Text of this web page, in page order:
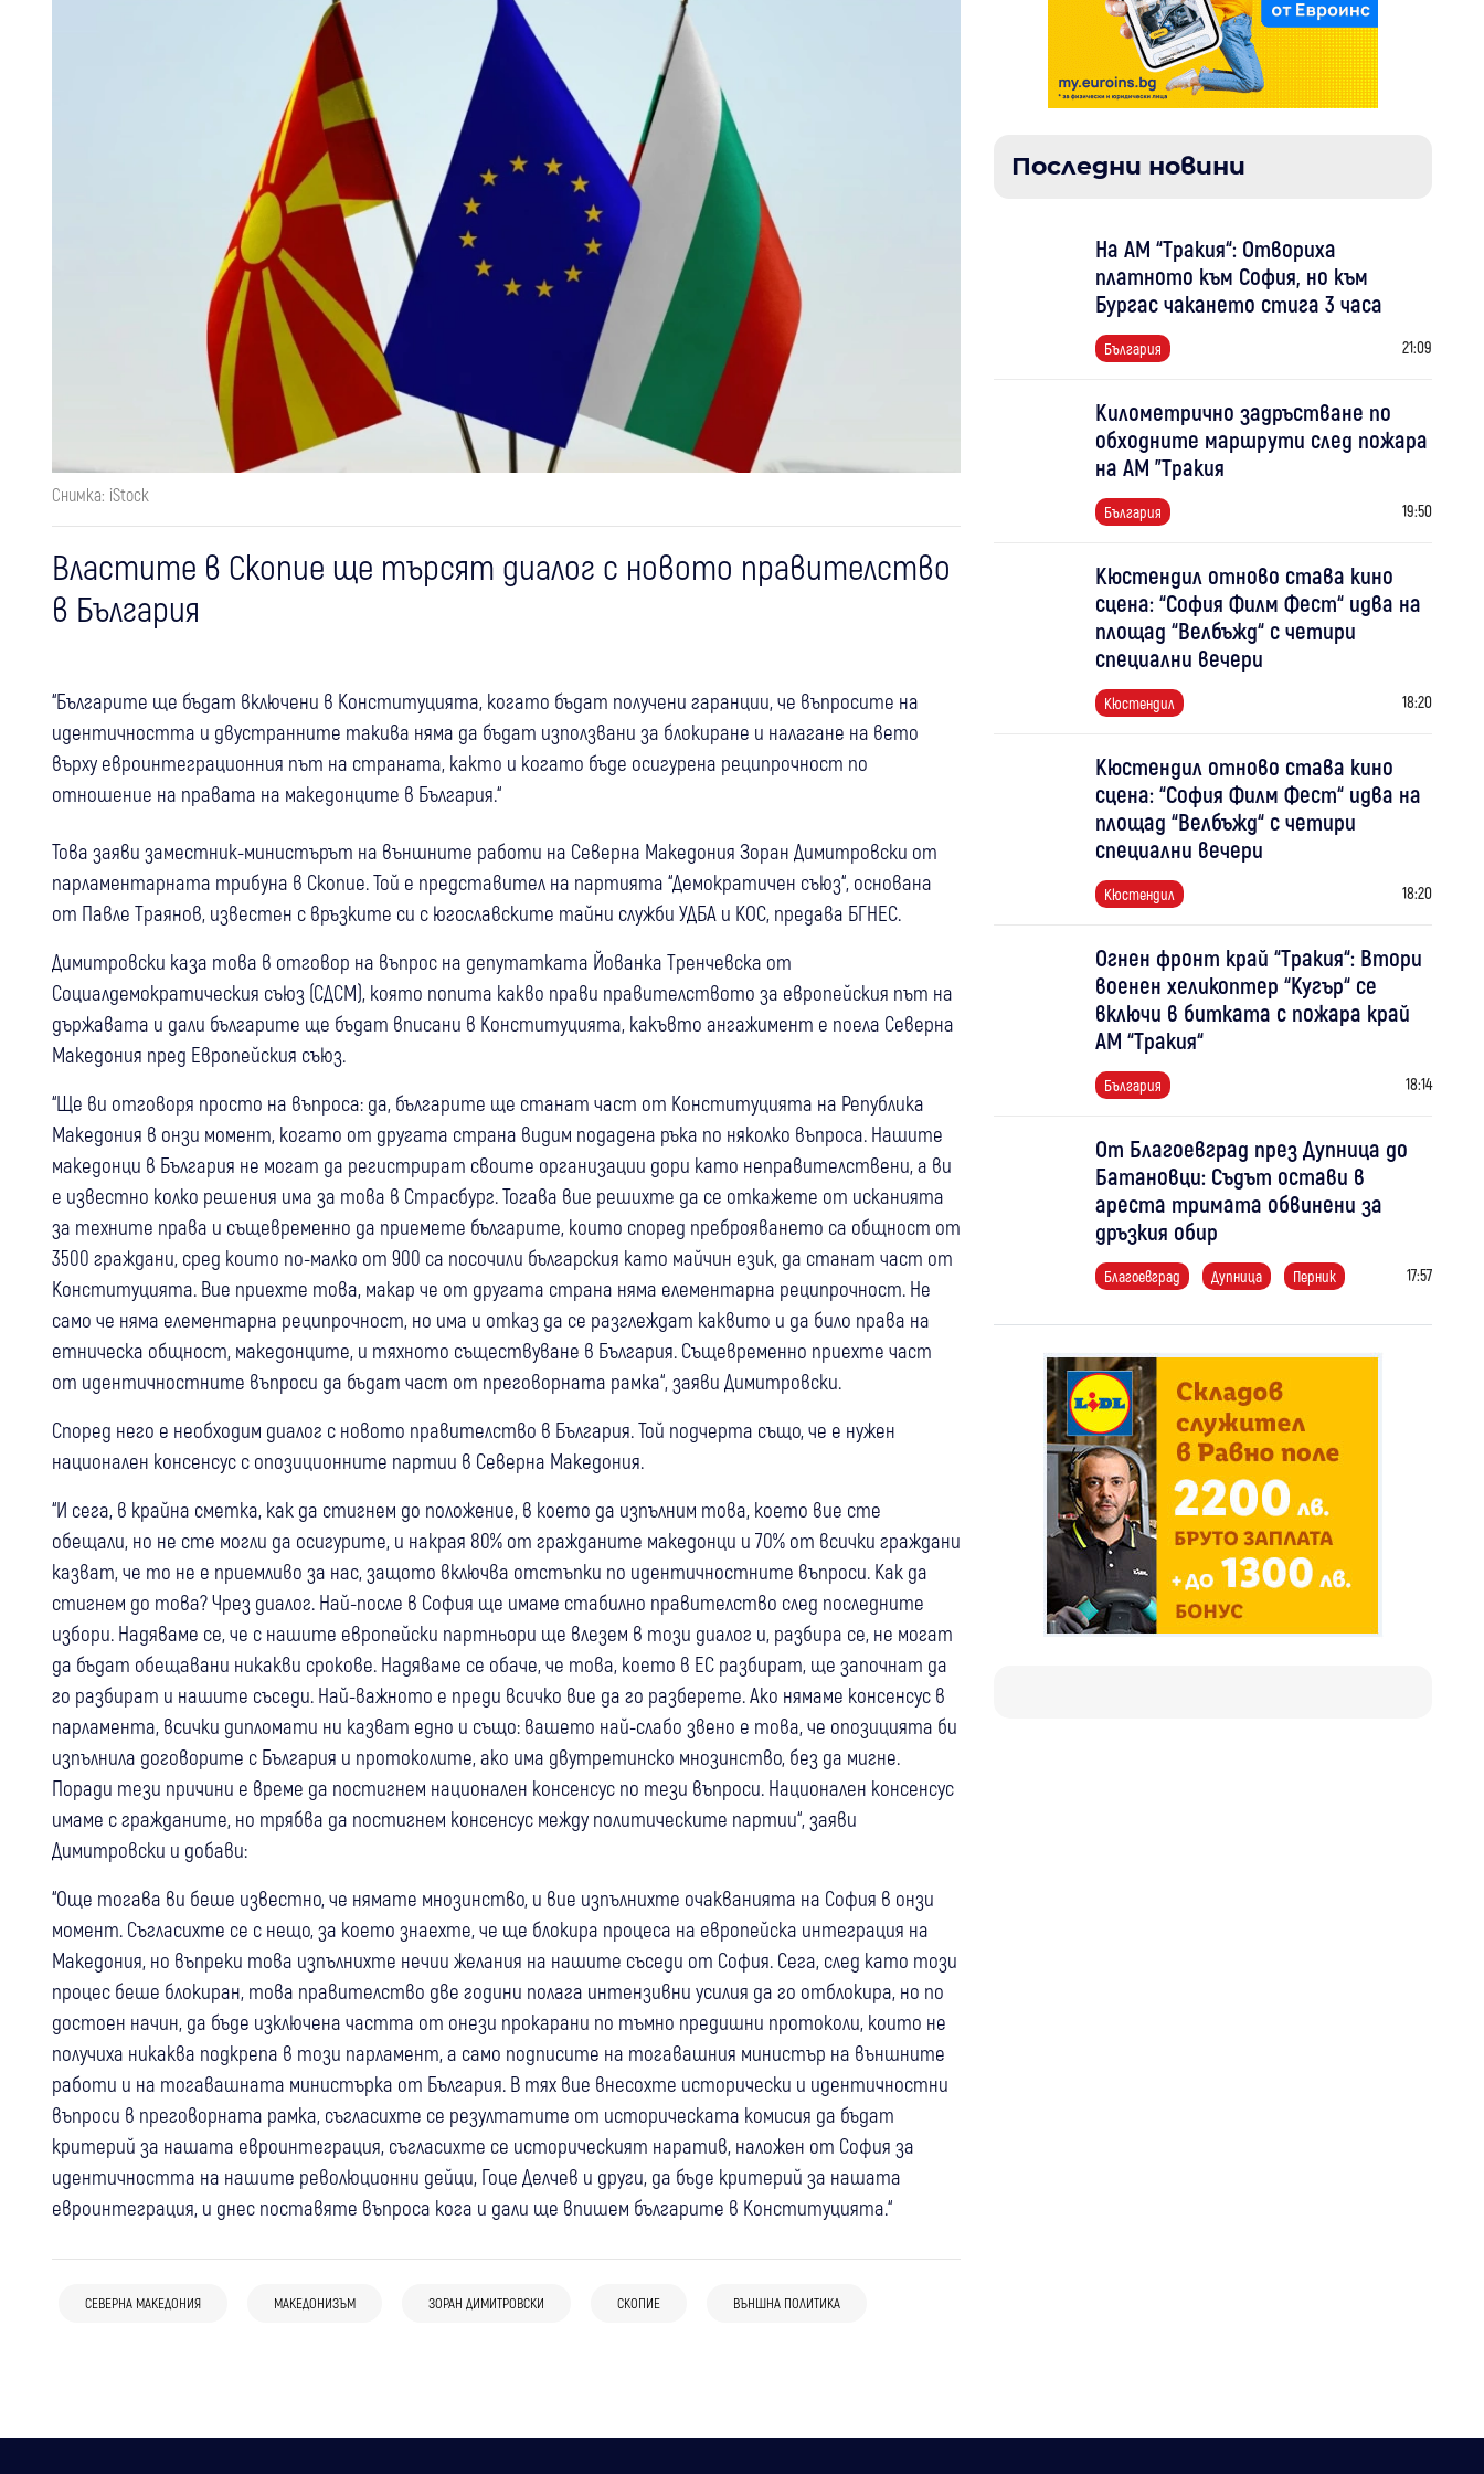
Снимка: iStock
Властите в Скопие ще търсят диалог с новото правителство
в България
“Българите ще бъдат включени в Конституцията, когато бъдат получени гаранции, че въпросите на
идентичността и двустранните такива няма да бъдат използвани за блокиране и налагане на вето
върху евроинтеграционния път на страната, както и когато бъде осигурена реципрочност по
отношение на правата на македонците в България.“
Това заяви заместник-министърът на външните работи на Северна Македония Зоран Димитровски от
парламентарната трибуна в Скопие. Той е представител на партията “Демократичен съюз“, основана
от Павле Траянов, известен с връзките си с югославските тайни служби УДБА и КОС, предава БГНЕС.
Димитровски каза това в отговор на въпрос на депутатката Йованка Тренчевска от
Социалдемократическия съюз (СДСМ), която попита какво прави правителството за европейския път на
държавата и дали българите ще бъдат вписани в Конституцията, какъвто ангажимент е поела Северна
Македония пред Европейския съюз.
“Ще ви отговоря просто на въпроса: да, българите ще станат част от Конституцията на Република
Македония в онзи момент, когато от другата страна видим подадена ръка по няколко въпроса. Нашите
македонци в България не могат да регистрират своите организации дори като неправителствени, а ви
е известно колко решения има за това в Страсбург. Тогава вие решихте да се откажете от исканията
за техните права и същевременно да приемете българите, които според преброяването са общност от
3500 граждани, сред които по-малко от 900 са посочили българския като майчин език, да станат част от
Конституцията. Вие приехте това, макар че от другата страна няма елементарна реципрочност. Не
само че няма елементарна реципрочност, но има и отказ да се разглеждат каквито и да било права на
етническа общност, македонците, и тяхното съществуване в България. Същевременно приехте част
от идентичностните въпроси да бъдат част от преговорната рамка“, заяви Димитровски.
Според него е необходим диалог с новото правителство в България. Той подчерта също, че е нужен
национален консенсус с опозиционните партии в Северна Македония.
“И сега, в крайна сметка, как да стигнем до положение, в което да изпълним това, което вие сте
обещали, но не сте могли да осигурите, и накрая 80% от гражданите македонци и 70% от всички граждани
казват, че то не е приемливо за нас, защото включва отстъпки по идентичностните въпроси. Как да
стигнем до това? Чрез диалог. Най-после в София ще имаме стабилно правителство след последните
избори. Надяваме се, че с нашите европейски партньори ще влезем в този диалог и, разбира се, не могат
да бъдат обещавани никакви срокове. Надяваме се обаче, че това, което в ЕС разбират, ще започнат да
го разбират и нашите съседи. Най-важното е преди всичко вие да го разберете. Ако нямаме консенсус в
парламента, всички дипломати ни казват едно и също: вашето най-слабо звено е това, че опозицията би
изпълнила договорите с България и протоколите, ако има двутретинско мнозинство, без да мигне.
Поради тези причини е време да постигнем национален консенсус по тези въпроси. Национален консенсус
имаме с гражданите, но трябва да постигнем консенсус между политическите партии“, заяви
Димитровски и добави:
“Още тогава ви беше известно, че нямате мнозинство, и вие изпълнихте очакванията на София в онзи
момент. Съгласихте се с нещо, за което знаехте, че ще блокира процеса на европейска интеграция на
Македония, но въпреки това изпълнихте нечии желания на нашите съседи от София. Сега, след като този
процес беше блокиран, това правителство две години полага интензивни усилия да го отблокира, но по
достоен начин, да бъде изключена частта от онези прокарани по тъмно предишни протоколи, които не
получиха никаква подкрепа в този парламент, а само подписите на тогавашния министър на външните
работи и на тогавашната министърка от България. В тях вие внесохте исторически и идентичностни
въпроси в преговорната рамка, съгласихте се резултатите от историческата комисия да бъдат
критерий за нашата евроинтеграция, съгласихте се историческият наратив, наложен от София за
идентичността на нашите революционни дейци, Гоце Делчев и други, да бъде критерий за нашата
евроинтеграция, и днес поставяте въпроса кога и дали ще впишем българите в Конституцията.“
СЕВЕРНА МАКЕДОНИЯ МАКЕДОНИЗЪМ ЗОРАН ДИМИТРОВСКИ СКОПИЕ ВЪНШНА ПОЛИТИКА
забрана за напускане: Случаят с Ива
комисия
Муцунски: България остава основната
Северна Македония
на западнонилска треска, трима
не е била официално част от
дипломатическа слабост заради Иран:
“Възраждане“ бият тревога заради
Последни новини
На АМ “Тракия“: Отвориха
платното към София, но към
Бургас чакането стига 3 часа
България 21:09
Километрично задръстване по
обходните маршрути след пожара
на АМ "Тракия
България 19:50
Кюстендил отново става кино
сцена: “София Филм Фест“ идва на
площад “Велбъжд“ с четири
специални вечери
Кюстендил 18:20
Кюстендил отново става кино
сцена: “София Филм Фест“ идва на
площад “Велбъжд“ с четири
специални вечери
Кюстендил 18:20
Огнен фронт край “Тракия“: Втори
военен хеликоптер “Кугър“ се
включи в битката с пожара край
АМ “Тракия“
България 18:14
От Благоевград през Дупница до
Батановци: Съдът остави в
ареста тримата обвинени за
дръзкия обир
Благоевград Дупница Перник 17:57